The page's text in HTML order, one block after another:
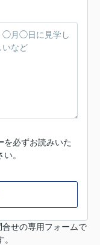
を必ずお読みいた
。
せの専用フォームで